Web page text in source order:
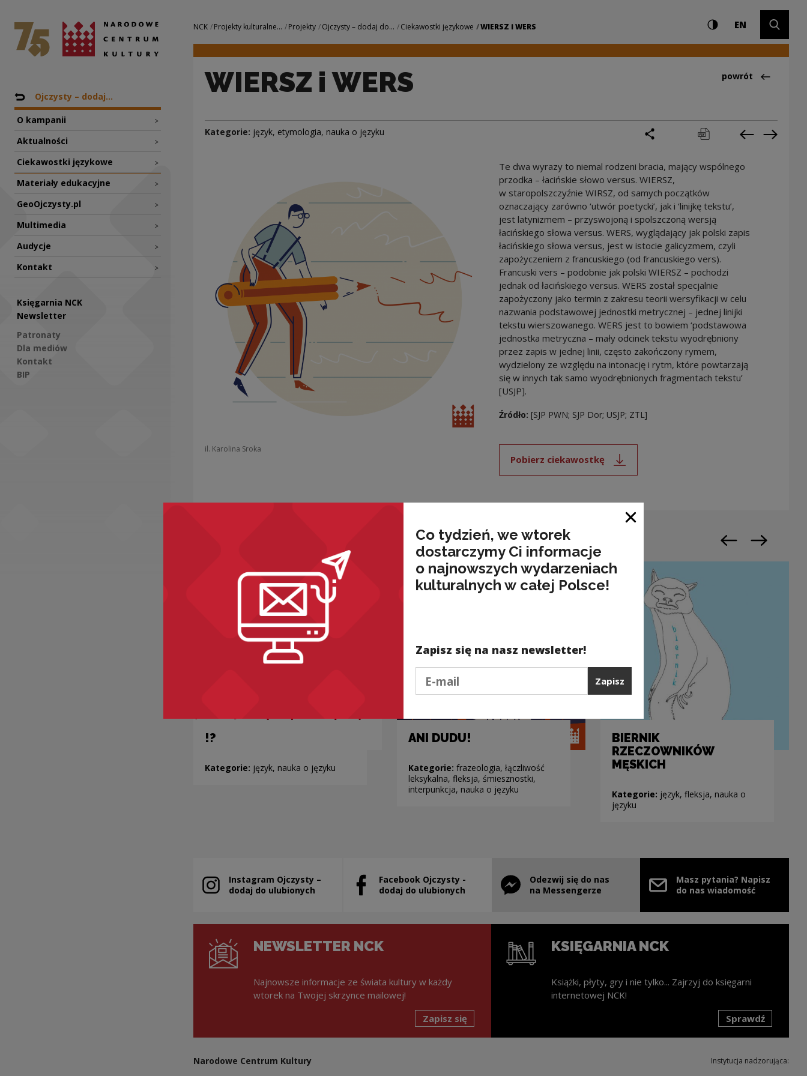
WIERSZ i WERS | Narodowe Centrum Kultury
Narodowe Centrum Kultury
Nawigacja
Powrót do: Projekty
Ojczysty – dodaj...
O kampanii >
Aktualności >
Ciekawostki językowe >
Materiały edukacyjne >
GeoOjczysty.pl >
Multimedia >
Audycje >
Kontakt >
Księgarnia NCK
Newsletter
Patronaty
Dla mediów
Kontakt
BIP
Nawigacja
NCK Projekty kulturalne... Projekty Ojczysty – dodaj do... Ciekawostki językowe WIERSZ i WERS Ustawienia iWysoki kontrast
ENCHANGE
WIERSZ i WERS Powrót
powrót
Kategorie: język, etymologia, nauka o języku podziel się
drukuj pobierz Poprzednia
il. Karolina Sroka
Te dwa wyrazy to niemal rodzeni bracia, mający wspólnego
przodka – łacińskie słowo versus. WIERSZ,
w staropolszczyźnie WIRSZ, od samych początków
oznaczający zarówno ‘utwór poetycki’, jak i ‘linijkę tekstu’,
jest latynizmem – przyswojoną i spolszczoną wersją
łacińskiego słowa versus. WERS, wyglądający jak polski zapis
łacińskiego słowa versus, jest w istocie galicyzmem, czyli
zapożyczeniem z francuskiego (od francuskiego vers).
Francuski vers – podobnie jak polski WIERSZ – pochodzi
jednak od łacińskiego versus. WERS został specjalnie
zapożyczony jako termin z zakresu teorii wersyfikacji w celu
nazwania podstawowej jednostki metrycznej – jednej linijki
tekstu wierszowanego. WERS jest to bowiem ‘podstawowa
jednostka metryczna – mały odcinek tekstu wyodrębniony
przez zapis w jednej linii, często zakończony rymem,
wydzielony ze względu na intonację i rytm, które powtarzają
się w innych tak samo wyodrębnionych fragmentach tekstu’
[USJP].
Źródło: [SJP PWN; SJP Dor; USJP; ZTL]
Pobierz ciekawostkę
Uwaga, link zostanie otwarty w nowym oknie
!?
Kategorie: język, nauka o języku
ANI DUDU!
Kategorie: frazeologia, łączliwość
leksykalna, fleksja, śmiesznostki,
interpunkcja, nauka o języku
BIERNIK
RZECZOWNIKÓW
MĘSKICH
Kategorie: język, fleksja, nauka o
języku
Poprzedni slajd
Następny
Instagram Ojczysty –
dodaj do ulubionych
Uwaga, link zostanie otwarty w nowym oknie
Facebook Ojczysty -
dodaj do ulubionych
Uwaga, link zostanie otwarty w nowym oknie
Odezwij się do nas
na Messengerze
Uwaga, link zostanie otwarty w nowym oknie
Masz pytania? Napisz
do nas wiadomość
NEWSLETTER NCK
Najnowsze informacje ze świata kultury w każdy
wtorek na Twojej skrzynce mailowej!
Zapisz się
KSIĘGARNIA NCK
Książki, płyty, gry i nie tylko... Zajrzyj do księgarni
internetowej NCK!
Sprawdź
Narodowe Centrum Kultury Instytucja nadzorująca:
Co tydzień, we wtorek
dostarczymy Ci informacje
o najnowszych wydarzeniach
kulturalnych w całej Polsce!
Zapisz się na nasz newsletter!
Zapisz